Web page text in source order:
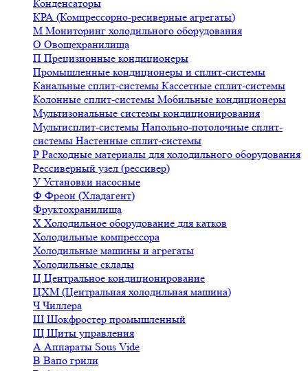
Конденсаторы
КРА (Компрессорно-ресиверные агрегаты)
М Мониторинг холодильного оборудования
О Овощехранилища
П Прецизионные кондиционеры
Промышленные кондиционеры и сплит-системы
Канальные сплит-системы Кассетные сплит-системы
Колонные сплит-системы Мобильные кондиционеры
Мультизональные системы кондиционирования
Мультисплит-системы Напольно-потолочные сплит-
системы Настенные сплит-системы
Р Расходные материалы для холодильного оборудования
Рессиверный узел (рессивер)
У Установки насосные
Ф Фреон (Хладагент)
Фруктохранилища
Х Холодильное оборудование для катков
Холодильные компрессора
Холодильные машины и агрегаты
Холодильные склады
Ц Центральное кондиционирование
ЦХМ (Центральная холодильная машина)
ЧЧиллера
Ш Шокфростер промышленный
Щ Щиты управления
А Аппараты Sous Vide
В Вапо грили